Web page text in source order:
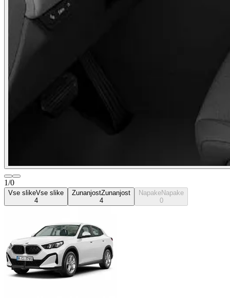
1/0
Vse slikeVse slike
4
ZunanjostZunanjost
4
NapakeNapake
0